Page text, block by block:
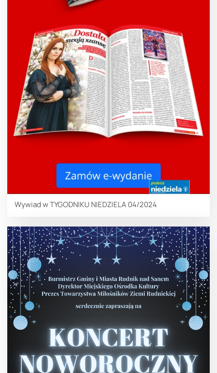
Wywiad w TYGODNIKU NIEDZIELA 04/2024